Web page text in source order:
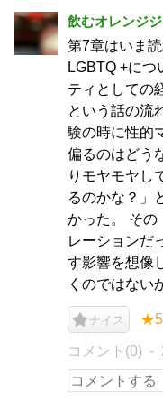
飲むオレンジ
第7章はいま
LGBTQ +につ
ティとしての
という話の流
験の時に性的
偏るのはどう
りモヤモヤし
るのかな？」
かった。 その
レーションだ
す影響を想像
くのではない
ナイス ★5
コメント(0)